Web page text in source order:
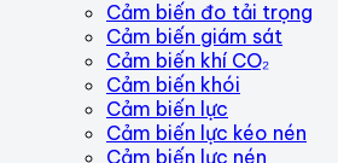
Cảm biến đo tải trọng
Cảm biến giám sát
Cảm biến khí CO₂
Cảm biến khói
Cảm biến lực
Cảm biến lực kéo nén
Cảm biến lực nén